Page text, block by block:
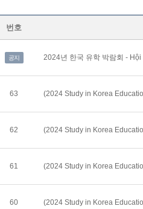
번호
공지 2024년 한국 유학 박람회 -
63 (2024 Study in Korea
62
61
60